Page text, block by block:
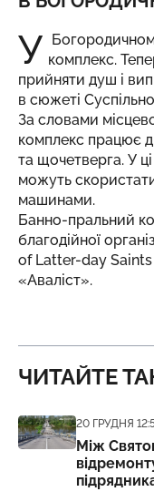
У комплекс.
прийняти душ і
в сюжеті
За словами
комплекс працює
та щочетверга. У
можуть
машинами.
Банно-пральний
благодійної
of Latter-day Saints
«Аваліст».
ЧИТАЙТЕ
Дата
20 ГРУДНЯ
Між